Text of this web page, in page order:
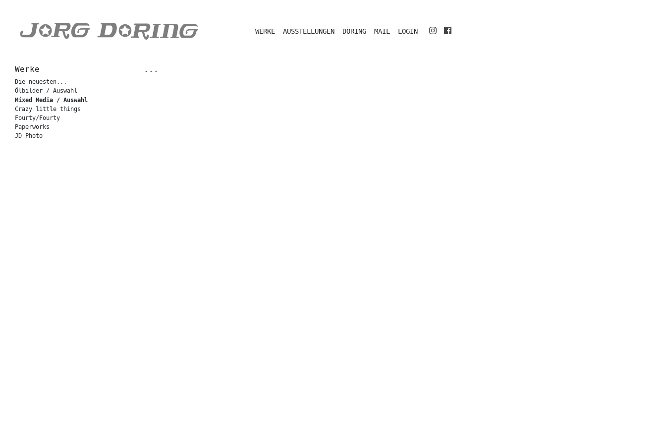
WERKE AUSSTELLUNGEN DÖRING MAIL LOGIN
Werke
Die neuesten...
Ölbilder / Auswahl
Mixed Media / Auswahl
Crazy little things
Fourty/Fourty
Paperworks
JD Photo
...